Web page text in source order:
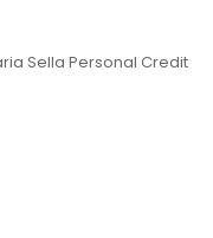
Sella Personal Credit